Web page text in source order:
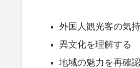
外国人観光客の気
異文化を理解する
地域の魅力を再確